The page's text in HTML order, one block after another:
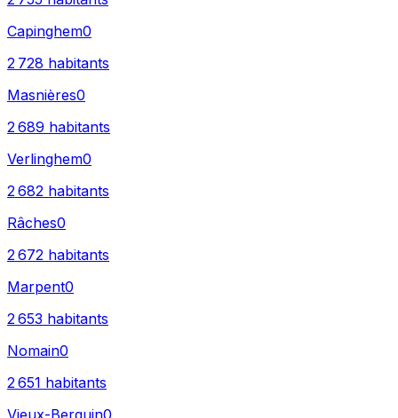
Capinghem0
2 728 habitants
Masnières0
2 689 habitants
Verlinghem0
2 682 habitants
Râches0
2 672 habitants
Marpent0
2 653 habitants
Nomain0
2 651 habitants